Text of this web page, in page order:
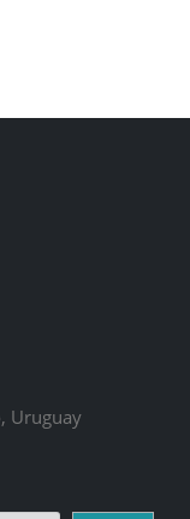
Uruguay